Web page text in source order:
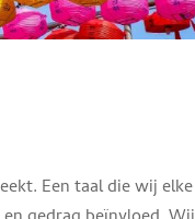
Een taal die wij elke